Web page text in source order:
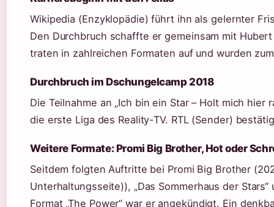
Wikipedia (Enzyklopädie) führt ihn als gelernter
Den Durchbruch schaffte er gemeinsam mit Hubert
traten in zahlreichen Formaten auf und wurden
Durchbruch im Dschungelcamp 2018
Die Teilnahme an „Ich bin ein Star – Holt mich
die erste Liga des Reality-TV. RTL (Sender)
Weitere Formate: Promi Big Brother, Hot oder
Seitdem folgten Auftritte bei Promi Big Brother
Unterhaltungsseite)), „Das Sommerhaus der
Format „The Power“ war er angekündigt. Ein